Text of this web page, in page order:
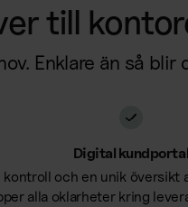
till
Enklare än så blir
Digital kundportal
kontroll och en unik översikt
alla oklarheter kring